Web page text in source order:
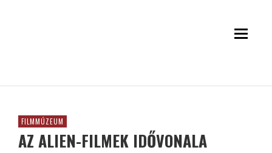
FILMMÚZEUM
AZ ALIEN-FILMEK IDŐVONALA